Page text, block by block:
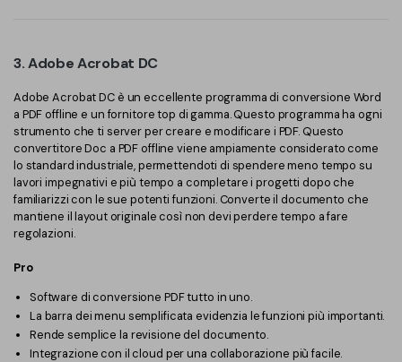
3. Adobe Acrobat DC
Adobe Acrobat DC è un eccellente programma di conversione Word
a PDF offline e un fornitore top di gamma. Questo programma ha ogni
strumento che ti server per creare e modificare i PDF. Questo
convertitore Doc a PDF offline viene ampiamente considerato come
lo standard industriale, permettendoti di spendere meno tempo su
lavori impegnativi e più tempo a completare i progetti dopo che
familiarizzi con le sue potenti funzioni. Converte il documento che
mantiene il layout originale così non devi perdere tempo a fare
regolazioni.
Pro
Software di conversione PDF tutto in uno.
La barra dei menu semplificata evidenzia le funzioni più importanti.
Rende semplice la revisione del documento.
Integrazione con il cloud per una collaborazione più facile.